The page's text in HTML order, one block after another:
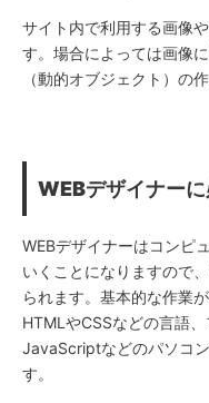
サイト内で利用する画像
す。場合によっては画像
（動的オブジェクト）の
WEBデザイナー
WEBデザイナーはコンピ
いくことになりますので
られます。基本的な作業
HTMLやCSSなどの言語
JavaScriptなどのパソコ
す。